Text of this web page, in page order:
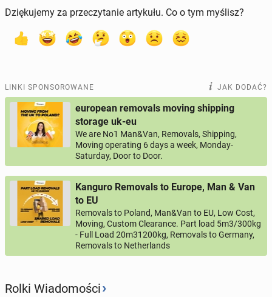
Dziękujemy za przeczytanie artykułu. Co o tym myślisz?
LINKI SPONSOROWANE JAK DODAĆ?
european removals moving shipping
storage uk-eu
We are No1 Man&Van, Removals, Shipping,
Moving operating 6 days a week, Monday-
Saturday, Door to Door.
Kanguro Removals to Europe, Man & Van
to EU
Removals to Poland, Man&Van to EU, Low Cost,
Moving, Custom Clearance. Part load 5m3/300kg
- Full Load 20m31200kg, Removals to Germany,
Removals to Netherlands
Rolki Wiadomości›